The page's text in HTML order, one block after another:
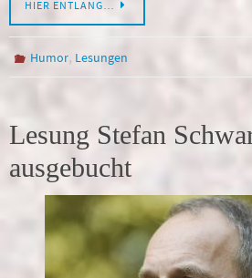
HIER ENTLANG…
Humor, Lesungen
Lesung Stefan
ausgebucht